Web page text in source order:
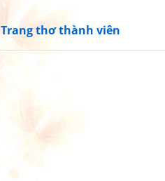
Trang thơ thành viên